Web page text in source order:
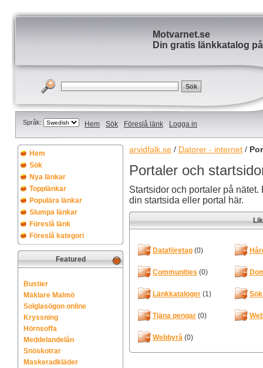
Motvarnet.se
Din gratis länkkatalog
Språk: Hem Sök Föreslå länk Logga in
Hem
Sök
Nya länkar
Topplänkar
Populära länkar
Slumpa länkar
Föreslå länk
Föreslå kategori
Featured
Bustier
Mäklare Malmö
Solglasögon online
Kryssning
Hörnsoffa
Meddelandelån
Snöskotrar
Maskeradkläder
arvidfalk.se / Datorer - internet /
Portaler och
Startsidor och portaler på
din startsida eller portal här.
Dataföretag (0)
Communities (0)
Länkkataloger (1)
Tjäna pengar (0)
Webbyrå (0)